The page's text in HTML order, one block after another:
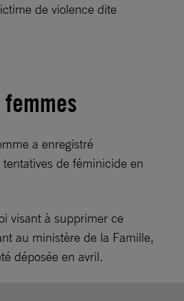
de violence dite
a enregistré
de féminicide en
visant à supprimer ce
au ministère de la Famille,
déposée en avril.